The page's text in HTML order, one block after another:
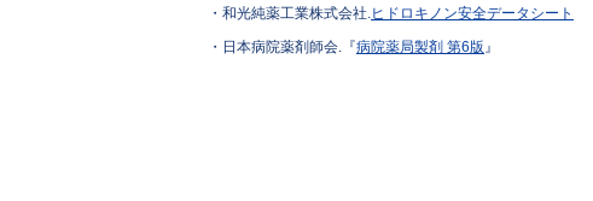
・和光純薬工業株式会社.ヒドロキノン安全データシート
・日本病院薬剤師会.『病院薬局製剤 第6版』